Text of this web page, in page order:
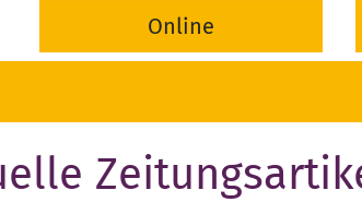
Online